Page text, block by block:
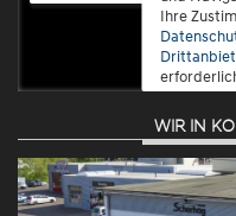
Ihre
WIR IN